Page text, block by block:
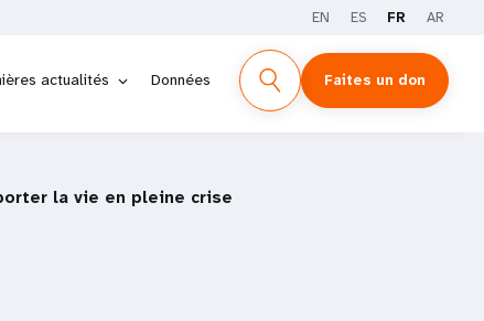
EN ES FR AR
actualités Données Faites un don
la vie en pleine crise